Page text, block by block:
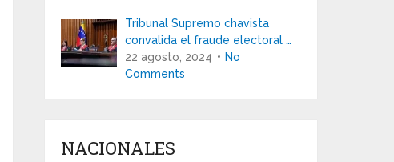
Tribunal Supremo chavista
convalida el fraude electoral …
22 agosto, 2024
No
Comments
NACIONALES